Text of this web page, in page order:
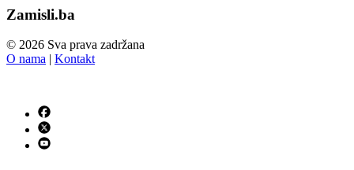
Zamisli.ba
© 2026 Sva prava zadržana
O nama | Kontakt